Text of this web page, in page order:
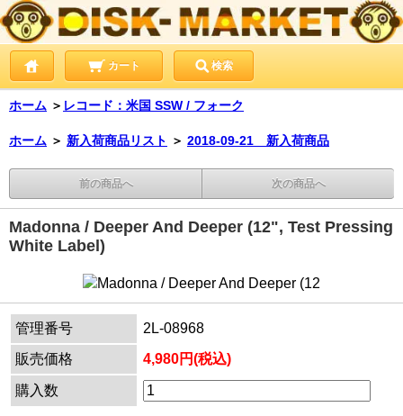
カート 検索
ホーム ＞ レコード：米国 SSW / フォーク
ホーム ＞ 新入荷商品リスト ＞ 2018-09-21 新入荷商品
前の商品へ 次の商品へ
Madonna / Deeper And Deeper (12", Test Pressing
White Label)
管理番号
2L-08968
販売価格
4,980円(税込)
購入数